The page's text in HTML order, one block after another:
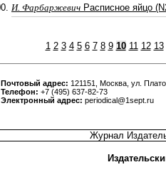
И. Фарбаржевич Расписное яйцо
1 2 3 4 5 6 7 8 9 10 11 12 13
Почтовый адрес: 121151, Москва, ул.
Телефон: +7 (495) 637-82-73
Электронный адрес: periodical@1sept.ru
Журнал